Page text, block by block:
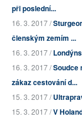
při poslední...
16. 3. 2017 /
členským zemím ...
16. 3. 2017 /
16. 3. 2017 /Soudce
zákaz cestování d...
15. 3. 2017 /
15. 3. 2017 /V